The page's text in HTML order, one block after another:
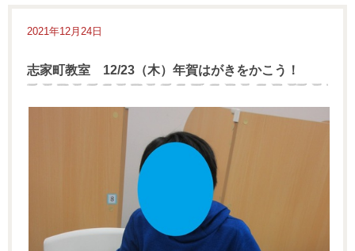
2021年12月24日
志家町教室 12/23（木）年賀はがきをかこう！